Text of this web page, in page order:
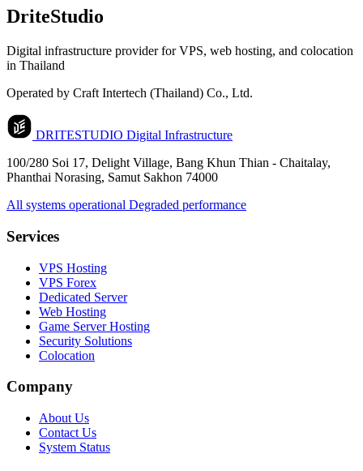
DriteStudio
Digital infrastructure provider for VPS, web hosting, and colocation
in Thailand
Operated by Craft Intertech (Thailand) Co., Ltd.
DRITESTUDIO Digital Infrastructure
100/280 Soi 17, Delight Village, Bang Khun Thian - Chaitalay,
Phanthai Norasing, Samut Sakhon 74000
All systems operational Degraded performance
Services
VPS Hosting
VPS Forex
Dedicated Server
Web Hosting
Game Server Hosting
Security Solutions
Colocation
Company
About Us
Contact Us
System Status